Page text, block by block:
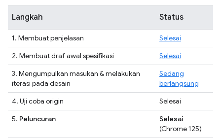
Langkah Status
1. Membuat penjelasan
Selesai
2. Membuat draf awal spesifikasi
Selesai
3. Mengumpulkan masukan & melakukan
iterasi pada desain
Sedang
berlangsung
4. Uji coba origin
Selesai
5. Peluncuran
Selesai
(Chrome 125)